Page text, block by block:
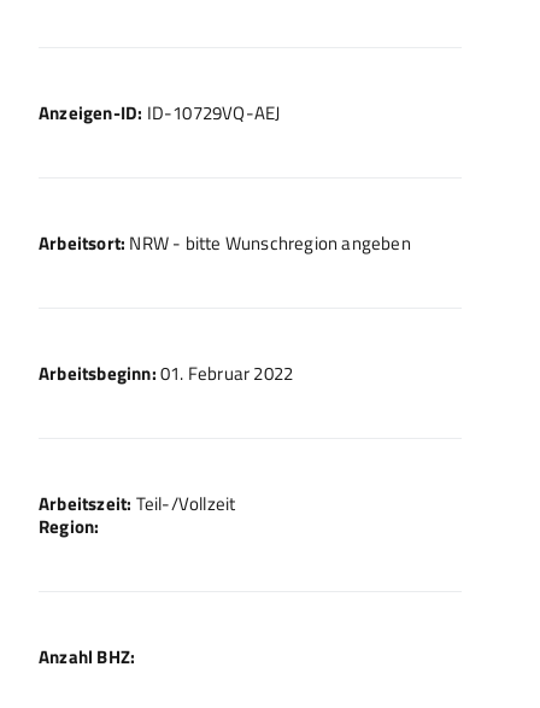
Anzeigen-ID: ID-10729VQ-AEJ
Arbeitsort: NRW - bitte Wunschregion angeben
Arbeitsbeginn:01. Februar 2022
Arbeitszeit: Teil-/Vollzeit
Region:
Anzahl BHZ: